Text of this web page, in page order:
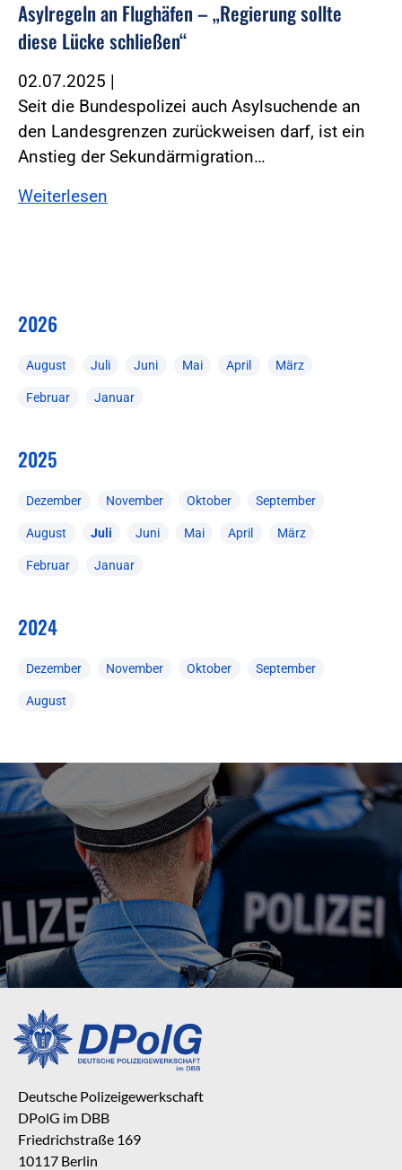
Asylregeln an Flughäfen – „Regierung sollte
diese Lücke schließen“
02.07.2025 |
Seit die Bundespolizei auch Asylsuchende an
den Landesgrenzen zurückweisen darf, ist ein
Anstieg der Sekundärmigration…
Weiterlesen
2026
August Juli Juni Mai April März
Februar Januar
2025
Dezember November Oktober September
August Juli Juni Mai April März
Februar Januar
2024
Dezember November Oktober September
August
Deutsche Polizeigewerkschaft
DPolG im DBB
Friedrichstraße 169
10117 Berlin